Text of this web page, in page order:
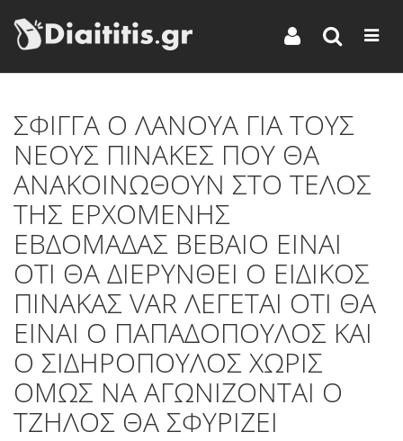
ΣΦΙΓΓΑ Ο ΛΑΝΟΥΑ ΓΙΑ ΤΟΥΣ
ΝΕΟΥΣ ΠΙΝΑΚΕΣ ΠΟΥ ΘΑ
ΑΝΑΚΟΙΝΩΘΟΥΝ ΣΤΟ ΤΕΛΟΣ
ΤΗΣ ΕΡΧΟΜΕΝΗΣ
ΕΒΔΟΜΑΔΑΣ ΒΕΒΑΙΟ ΕΙΝΑΙ
ΟΤΙ ΘΑ ΔΙΕΡΥΝΘΕΙ Ο ΕΙΔΙΚΟΣ
ΠΙΝΑΚΑΣ VAR ΛΕΓΕΤΑΙ ΟΤΙ ΘΑ
ΕΙΝΑΙ Ο ΠΑΠΑΔΟΠΟΥΛΟΣ ΚΑΙ
Ο ΣΙΔΗΡΟΠΟΥΛΟΣ ΧΩΡΙΣ
ΟΜΩΣ ΝΑ ΑΓΩΝΙΖΟΝΤΑΙ Ο
ΤΖΗΛΟΣ ΘΑ ΣΦΥΡΙΖΕΙ